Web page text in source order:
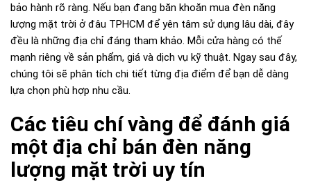
bảo hành rõ ràng. Nếu bạn đang băn khoăn mua đèn năng
lượng mặt trời ở đâu TPHCM để yên tâm sử dụng lâu dài, đây
đều là những địa chỉ đáng tham khảo. Mỗi cửa hàng có thế
mạnh riêng về sản phẩm, giá và dịch vụ kỹ thuật. Ngay sau đây,
chúng tôi sẽ phân tích chi tiết từng địa điểm để bạn dễ dàng
lựa chọn phù hợp nhu cầu.
Các tiêu chí vàng để đánh giá
một địa chỉ bán đèn năng
lượng mặt trời uy tín